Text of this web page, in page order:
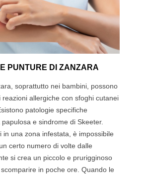
PUNTURE DI ZANZARA
soprattutto nei bambini, possono
allergiche con sfoghi cutanei
patologie specifiche
e sindrome di Skeeter.
in una zona infestata, è impossibile
certo numero di volte dalle
si crea un piccolo e prurigginoso
in poche ore. Quando le